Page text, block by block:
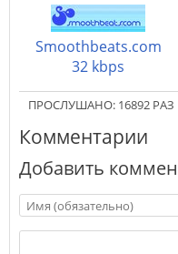
Smoothbeats.com
32 kbps
ПРОСЛУШАНО: 16892 РАЗ
Комментарии
Добавить